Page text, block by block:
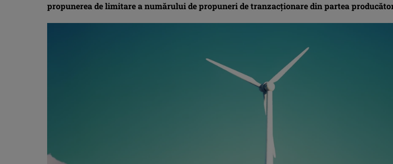
propunerea de limitare a numărului de propuneri de tranzacţionare din partea